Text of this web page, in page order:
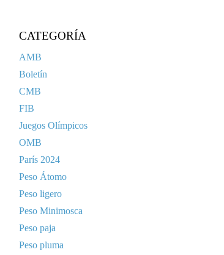
CATEGORÍA
AMB
Boletín
CMB
FIB
Juegos Olímpicos
OMB
París 2024
Peso Átomo
Peso ligero
Peso Minimosca
Peso paja
Peso pluma